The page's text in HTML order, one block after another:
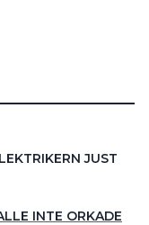
JUST
INTE ORKADE